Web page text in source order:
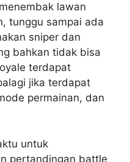
lawan
tunggu sampai ada
sniper dan
bahkan tidak bisa
terdapat
jika terdapat
permainan, dan
untuk
pertandingan battle